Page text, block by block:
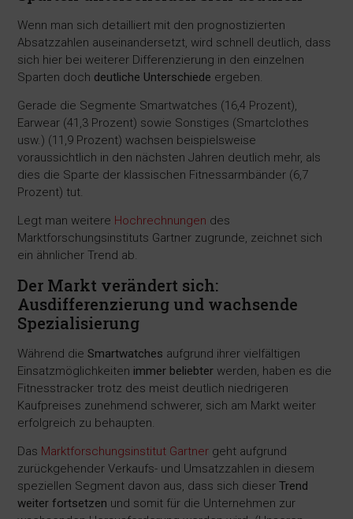
Wenn man sich detailliert mit den prognostizierten
Absatzzahlen auseinandersetzt, wird schnell deutlich, dass
sich hier bei weiterer Differenzierung in den einzelnen
Sparten doch deutliche Unterschiede ergeben.
Gerade die Segmente Smartwatches (16,4 Prozent),
Earwear (41,3 Prozent) sowie Sonstiges (Smartclothes
usw.) (11,9 Prozent) wachsen beispielsweise
voraussichtlich in den nächsten Jahren deutlich mehr, als
dies die Sparte der klassischen Fitnessarmbänder (6,7
Prozent) tut.
Legt man weitere Hochrechnungen des
Marktforschungsinstituts Gartner zugrunde, zeichnet sich
ein ähnlicher Trend ab.
Der Markt verändert sich:
Ausdifferenzierung und wachsende
Spezialisierung
Während dieSmartwatches aufgrund ihrer vielfältigen
Einsatzmöglichkeiten immer beliebter werden, haben es die
Fitnesstracker trotz des meist deutlich niedrigeren
Kaufpreises zunehmend schwerer, sich am Markt weiter
erfolgreich zu behaupten.
Das Marktforschungsinstitut Gartner geht aufgrund
zurückgehender Verkaufs- und Umsatzzahlen in diesem
speziellen Segment davon aus, dass sich dieserTrend
weiter fortsetzen und somit für die Unternehmen zur